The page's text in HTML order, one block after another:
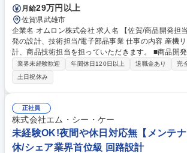
月給29万円以上
佐賀県武雄市
企業名 オムロン株式会社 求人名 【佐賀/商品開発担当】産機リレー商品開
発の設計、技術担当/電子部品事業 仕事の内容 産機リレー商品開発の設
計、商品技術担当を担っていただきます。 ■商品開
ような商品開発業務（一部、もしくは全体）を行う。 ・技術調査、構想
詳細設計、評価試験、量産設計、生産立ち上げ支援
物質調査 ■商品技術 ・量産品設計変更、技術変更管
対応・販促支援 【使用する開発言語・ソフト・装置
olidWorks)、 CAEシミュレーション・各種測定/実験
e 募集職種 【佐賀/商品開発担当】産機リレー商品開発の設計、技術担当/
電子部品事業
業界未経験歓迎 年間休日120日以上 退職金あり
完
土日祝休み
正社員
株式会社エム・シー・ケー
未経験OK!夜間や休日対応無【メンテ
休/シェア業界首位級 回路設計